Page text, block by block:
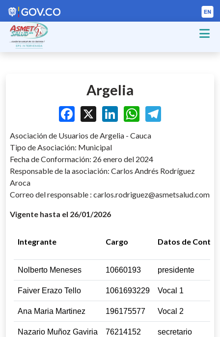
Argelia
Facebook LinkedInWhatsApp
Asociación de Usuarios de Argelia - Cauca
Tipo de Asociación: Municipal
Fecha de Conformación: 26 enero del 2024
Responsable de la asociación: Carlos Andrés Rodríguez
Aroca
Correo del responsable : carlos.rodriguez@asmetsalud.com
Vigente hasta el 26/01/2026
Integrante Cargo Datos de
Nolberto Meneses 10660193 presidente
Faiver Erazo Tello 1061693229 Vocal 1
Ana Maria Martinez 196175577 Vocal 2
Nazario Muñoz Gaviria 76214152 secretario